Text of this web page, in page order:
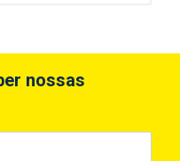
nossas